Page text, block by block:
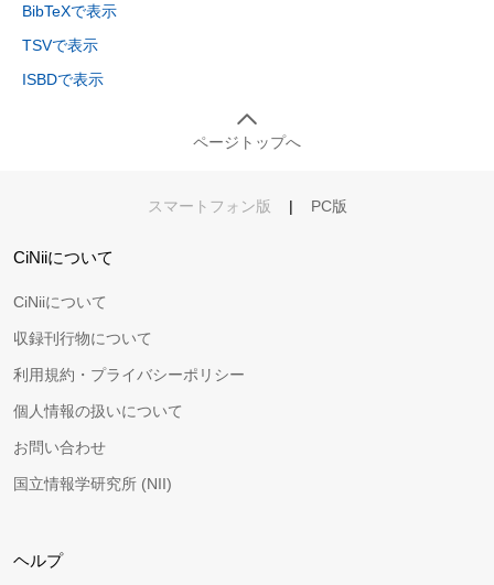
BibTeXで表示
TSVで表示
ISBDで表示
ページトップへ
スマートフォン版 | PC版
CiNiiについて
CiNiiについて
収録刊行物について
利用規約・プライバシーポリシー
個人情報の扱いについて
お問い合わせ
国立情報学研究所 (NII)
ヘルプ